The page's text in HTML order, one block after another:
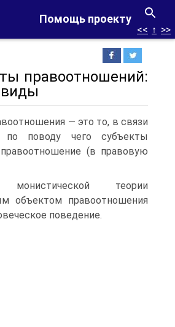
Помощь проекту
<< ↑ >>
правоотношений:
виды
— это то, в связи
поводу чего субъекты
(в правовую
монистической теории
объектом пра­воотношения
поведение.